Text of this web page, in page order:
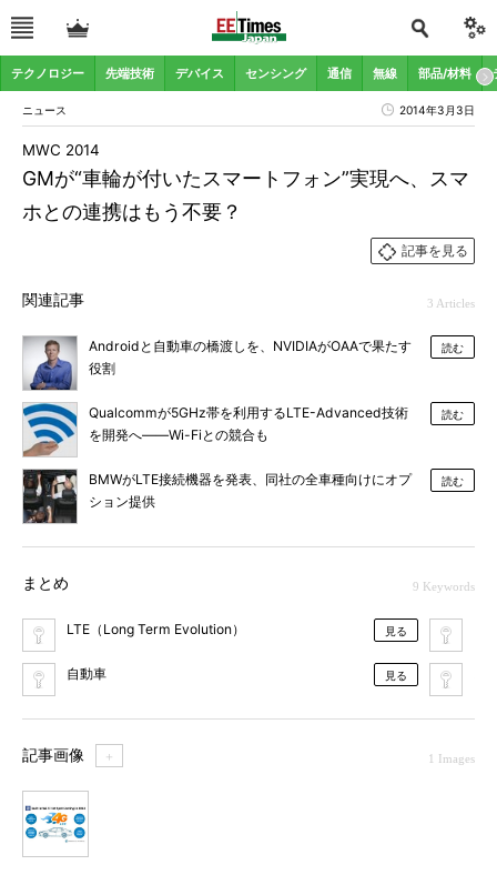
テクノロジー 先端技術 デバイス センシング 通信 無線 部品/材料
ニュース 2014年3月3日
GMが“車輪が付いたスマートフォン”実現へ、スマ
ホとの連携はもう不要？
MWC 2014
記事を見る
関連記事 3 Articles
Androidと自動車の橋渡しを、NVIDIAがOAAで果たす
役割
読む
Qualcommが5GHz帯を利用するLTE-Advanced技術
を開発へ――Wi-Fiとの競合も
読む
BMWがLTE接続機器を発表、同社の全車種向けにオプ
ション提供
読む
まとめ 9 Keywords
LTE（Long Term Evolution） 見る
自動車 見る
記事画像 ＋ 1 Images